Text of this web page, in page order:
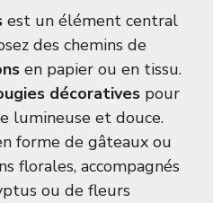
est un élément central
des chemins de
en papier ou en tissu.
décoratives pour
lumineuse et douce.
forme de gâteaux ou
florales, accompagnés
ou de fleurs